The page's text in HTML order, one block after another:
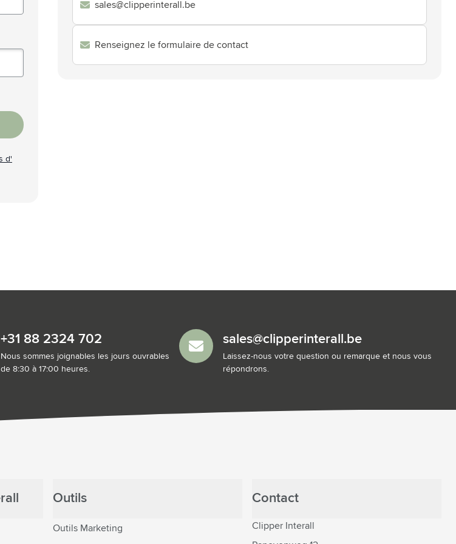
gadgets
d'
sales@clipperinterall.be
Renseignez le formulaire de contact
+31 88 2324 702
Nous sommes joignables les jours ouvrables
de 8:30 à 17:00 heures.
sales@clipperinterall.be
Laissez-nous votre question ou remarque et nous vous
répondrons.
Outils
Outils Marketing
Contact
Clipper Interall